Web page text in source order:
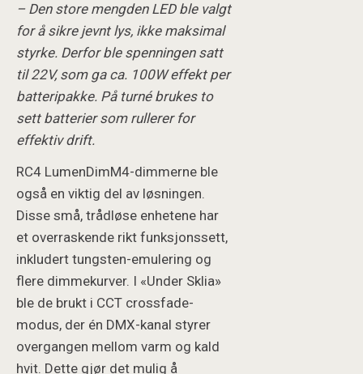
– Den store mengden LED ble valgt
for å sikre jevnt lys, ikke maksimal
styrke. Derfor ble spenningen satt
til 22V, som ga ca. 100W effekt per
batteripakke. På turné brukes to
sett batterier som rullerer for
effektiv drift.
RC4 LumenDimM4-dimmerne ble
også en viktig del av løsningen.
Disse små, trådløse enhetene har
et overraskende rikt funksjonssett,
inkludert tungsten-emulering og
flere dimmekurver. I «Under Sklia»
ble de brukt i CCT crossfade-
modus, der én DMX-kanal styrer
overgangen mellom varm og kald
hvit. Dette gjør det mulig å